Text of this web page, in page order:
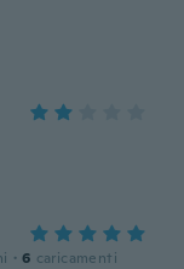
· 6 caricamenti